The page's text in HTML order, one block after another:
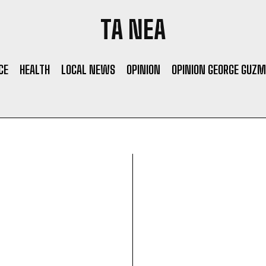
TA NEA
HEALTH LOCAL NEWS OPINION OPINION GEORGE